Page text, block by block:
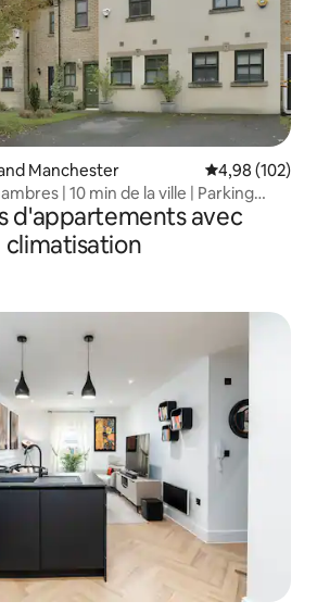
Manchester Évaluation
4,98 (102)
| 10 min de la ville | Parking
d'appartements avec
climatisation